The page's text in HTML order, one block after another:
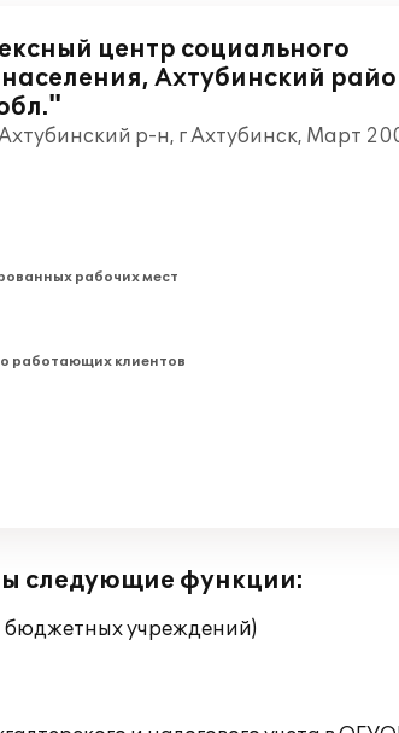
центр социального
Ахтубинский
р-н, г Ахтубинск, Март
рабочих мест
работающих клиентов
следующие функции:
бюджетных учреждений)